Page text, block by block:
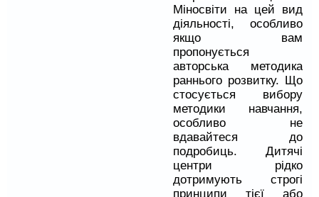
Міносвіти на цей вид
діяльності, особливо
якщо вам
пропонується
авторська методика
раннього розвитку. Що
стосується вибору
методики навчання,
особливо не
вдавайтеся до
подробиць. Дитячі
центри рідко
дотримують строгі
принципи тієї або